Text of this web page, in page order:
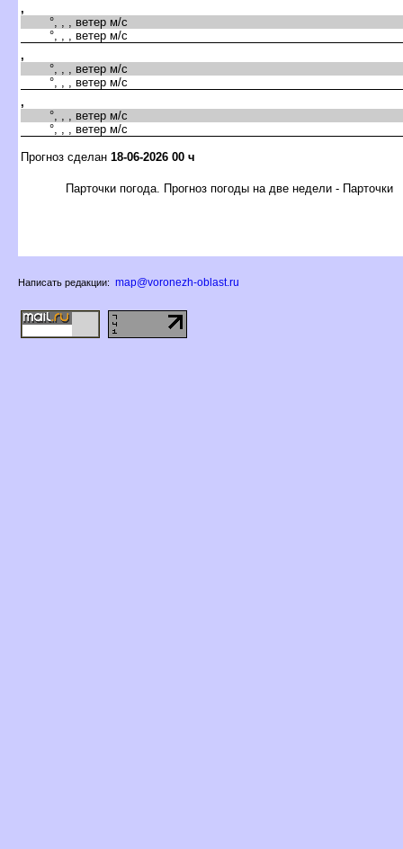
,
°, , , ветер м/с
°, , , ветер м/с
,
°, , , ветер м/с
°, , , ветер м/с
,
°, , , ветер м/с
°, , , ветер м/с
Прогноз сделан 18-06-2026 00 ч
Парточки погода. Прогноз погоды на две недели - Парточки
Написать редакции: map@voronezh-oblast.ru